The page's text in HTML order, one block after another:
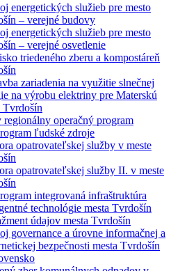
energetických služieb pre mesto
– verejné budovy
energetických služieb pre mesto
– verejné osvetlenie
triedeného zberu a kompostáreň
zariadenia na využitie slnečnej
na výrobu elektriny pre Materskú
Tvrdošín
regionálny operačný program
ľudské zdroje
opatrovateľskej služby v meste
opatrovateľskej služby II. v meste
integrovaná infraštruktúra
technológie mesta Tvrdošín
údajov mesta Tvrdošín
governance a úrovne informačnej a
bezpečnosti mesta Tvrdošín